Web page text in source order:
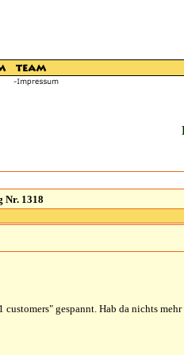
Nr. 1318
gespannt. Hab da nichts